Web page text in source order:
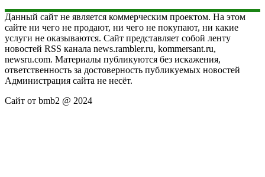
Данный сайт не является коммерческим проектом. На этом
сайте ни чего не продают, ни чего не покупают, ни какие
услуги не оказываются. Сайт представляет собой ленту
новостей RSS канала news.rambler.ru, kommersant.ru,
newsru.com. Материалы публикуются без искажения,
ответственность за достоверность публикуемых новостей
Администрация сайта не несёт.
Сайт от bmb2 @ 2024